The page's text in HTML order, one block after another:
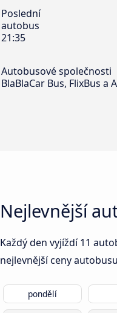
Poslední
autobus
21:35
Autobusové společnosti
BlaBlaCar Bus, FlixBus a
Nejlevnější
Každý den vyjíždí 11
nejlevnější ceny
pondělí